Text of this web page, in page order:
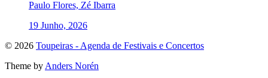
Paulo Flores, Zé Ibarra
19 Junho, 2026
To
top
© 2026 Toupeiras - Agenda de Festivais e Concertos
Theme by Anders Norén